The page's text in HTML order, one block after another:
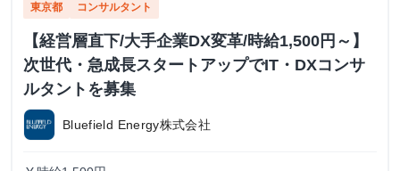
東京都 コンサルタント
【経営層直下/大手企業DX変革/時給1,500円～】
次世代・急成長スタートアップでIT・DXコンサ
ルタントを募集
Bluefield Energy株式会社